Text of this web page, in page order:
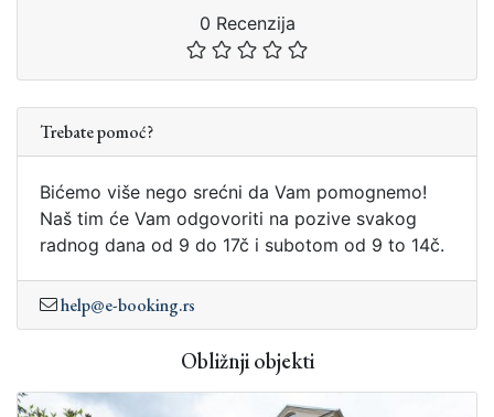
0 Recenzija
Trebate pomoć?
Bićemo više nego srećni da Vam pomognemo!
Naš tim će Vam odgovoriti na pozive svakog
radnog dana od 9 do 17č i subotom od 9 to 14č.
help@e-booking.rs
Obližnji objekti